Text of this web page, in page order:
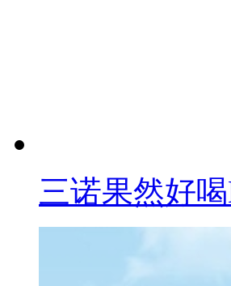
三诺果然好